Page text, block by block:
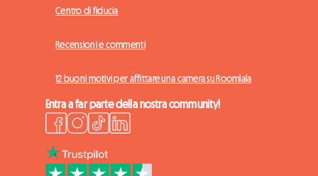
Centro di fiducia
Recensioni e commenti
12 buoni motivi per affittare una camera su Roomlala
Entra a far parte della nostra community!